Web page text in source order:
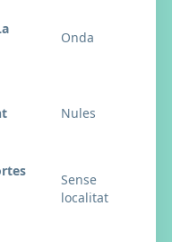
Onda
Nules
Sense
localitat